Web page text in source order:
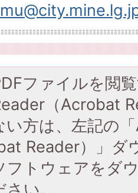
ファイルを閲
（Acrobat
い方は、左記の
Reader）」ダ
フトウェアをダ